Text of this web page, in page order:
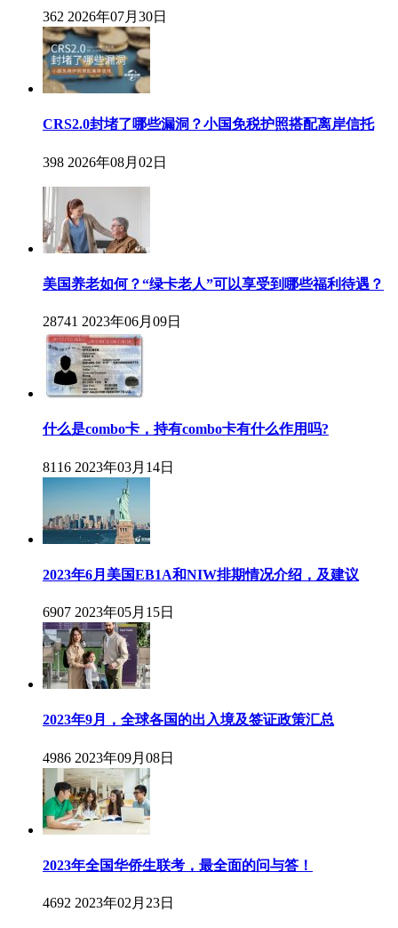
362 2026年07月30日
CRS2.0封堵了哪些漏洞？小国免税护照搭配离岸信托
398 2026年08月02日
美国养老如何？“绿卡老人”可以享受到哪些福利待遇？
28741 2023年06月09日
什么是combo卡，持有combo卡有什么作用吗?
8116 2023年03月14日
2023年6月美国EB1A和NIW排期情况介绍，及建议
6907 2023年05月15日
2023年9月，全球各国的出入境及签证政策汇总
4986 2023年09月08日
2023年全国华侨生联考，最全面的问与答！
4692 2023年02月23日